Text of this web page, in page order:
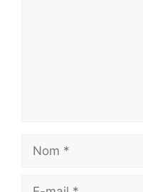
Nom